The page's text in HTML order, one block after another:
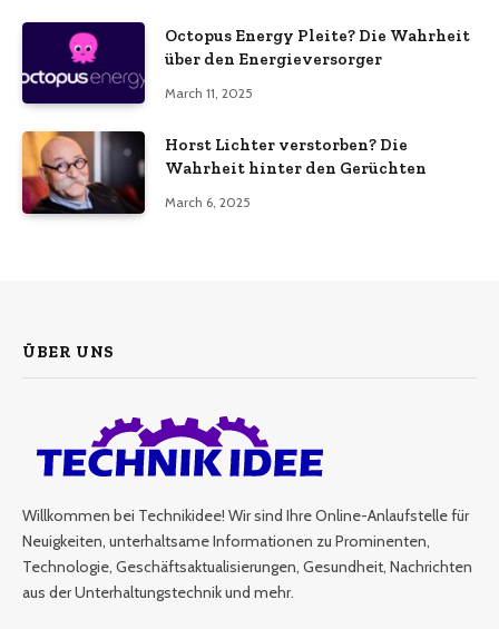
Octopus Energy Pleite? Die Wahrheit
über den Energieversorger
March 11, 2025
Horst Lichter verstorben? Die
Wahrheit hinter den Gerüchten
March 6, 2025
ÜBER UNS
Willkommen bei Technikidee! Wir sind Ihre Online-Anlaufstelle für
Neuigkeiten, unterhaltsame Informationen zu Prominenten,
Technologie, Geschäftsaktualisierungen, Gesundheit, Nachrichten
aus der Unterhaltungstechnik und mehr.